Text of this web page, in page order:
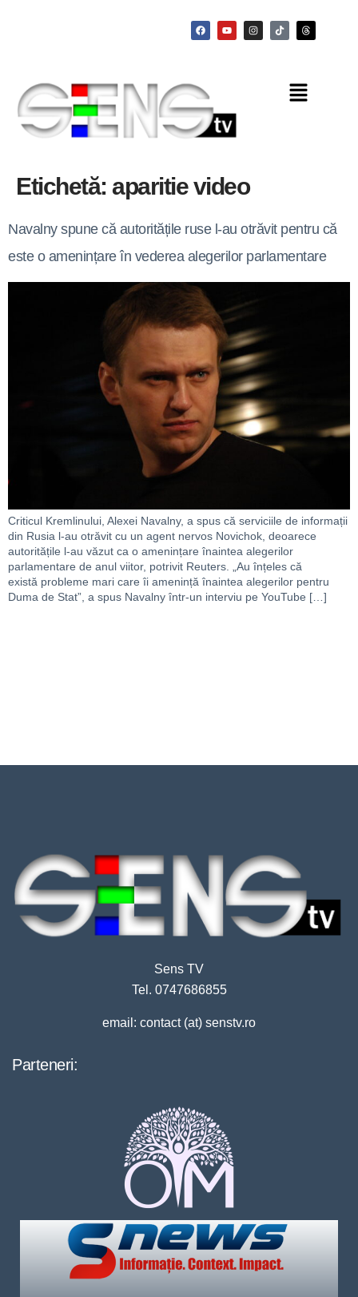
Etichetă: aparitie video
Navalny spune că autoritățile ruse l-au otrăvit pentru că
este o amenințare în vederea alegerilor parlamentare
Criticul Kremlinului, Alexei Navalny, a spus că serviciile de informații
din Rusia l-au otrăvit cu un agent nervos Novichok, deoarece
autoritățile l-au văzut ca o amenințare înaintea alegerilor
parlamentare de anul viitor, potrivit Reuters. „Au înțeles că
există probleme mari care îi amenință înaintea alegerilor pentru
Duma de Stat”, a spus Navalny într-un interviu pe YouTube […]
Sens TV
Tel. 0747686855
email: contact (at) senstv.ro
Parteneri: